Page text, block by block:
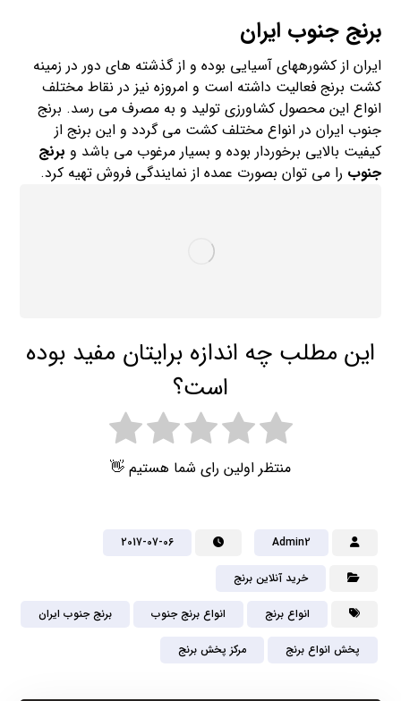
برنج جنوب ایران
ایران از کشورههای آسیایی بوده و از گذشته های دور در زمینه
کشت برنج فعالیت داشته است و امروزه نیز در نقاط مختلف
انواع این محصول کشاورزی تولید و به مصرف می رسد. برنج
جنوب ایران در انواع مختلف کشت می گردد و این برنج از
کیفیت بالایی برخوردار بوده و بسیار مرغوب می باشد و برنج
جنوب را می توان بصورت عمده از نمایندگی فروش تهیه کرد.
این مطلب چه اندازه برایتان مفید بوده
است؟
منتظر اولین رای شما هستیم 👋
Admin2
2017-07-06
خرید آنلاین برنج
انواع برنج انواع برنج جنوب برنج جنوب ایران
پخش انواع برنج مرکز پخش برنج